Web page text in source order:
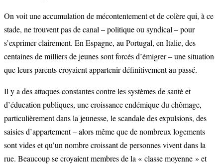
On voit une accumulation de mécontentement et de colère qui, à ce
stade, ne trouvent pas de canal – politique ou syndical – pour
s’exprimer clairement. En Espagne, au Portugal, en Italie, des
centaines de milliers de jeunes sont forcés d’émigrer – une situation
que leurs parents croyaient appartenir définitivement au passé.
Il y a des attaques constantes contre les systèmes de santé et
d’éducation publiques, une croissance endémique du chômage,
particulièrement dans la jeunesse, le scandale des expulsions, des
saisies d’appartement – alors même que de nombreux logements
sont vides et qu’un nombre croissant de personnes vivent dans la
rue. Beaucoup se croyaient membres de la « classe moyenne » et